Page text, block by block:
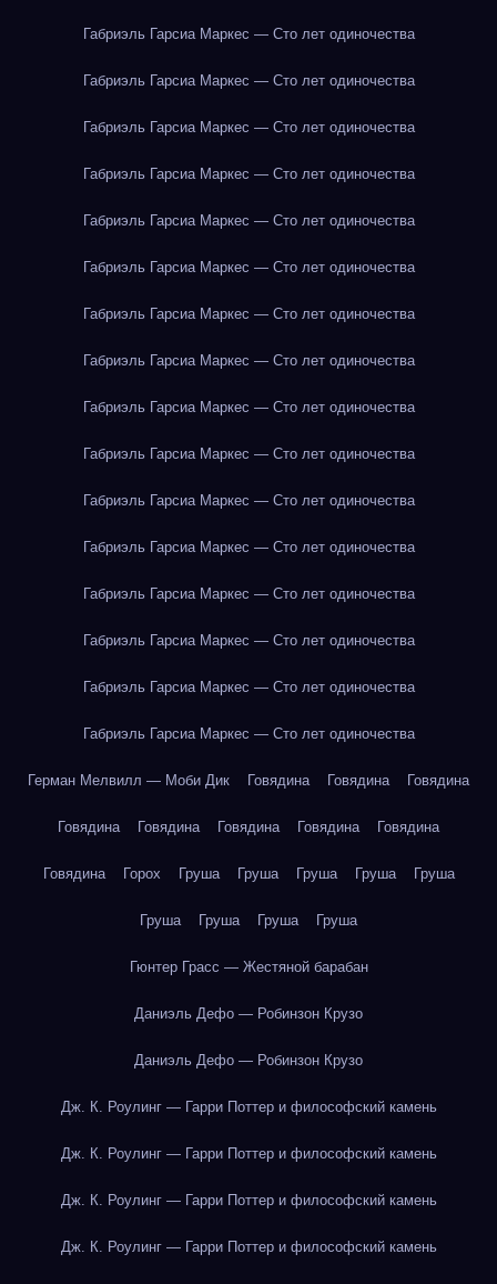
Габриэль Гарсиа Маркес — Сто лет одиночества
Габриэль Гарсиа Маркес — Сто лет одиночества
Габриэль Гарсиа Маркес — Сто лет одиночества
Габриэль Гарсиа Маркес — Сто лет одиночества
Габриэль Гарсиа Маркес — Сто лет одиночества
Габриэль Гарсиа Маркес — Сто лет одиночества
Габриэль Гарсиа Маркес — Сто лет одиночества
Габриэль Гарсиа Маркес — Сто лет одиночества
Габриэль Гарсиа Маркес — Сто лет одиночества
Габриэль Гарсиа Маркес — Сто лет одиночества
Габриэль Гарсиа Маркес — Сто лет одиночества
Габриэль Гарсиа Маркес — Сто лет одиночества
Габриэль Гарсиа Маркес — Сто лет одиночества
Габриэль Гарсиа Маркес — Сто лет одиночества
Габриэль Гарсиа Маркес — Сто лет одиночества
Габриэль Гарсиа Маркес — Сто лет одиночества
Герман Мелвилл — Моби Дик Говядина Говядина Говядина
Говядина Говядина Говядина Говядина Говядина
Говядина Горох Груша Груша Груша Груша Груша
Груша Груша Груша Груша
Гюнтер Грасс — Жестяной барабан
Даниэль Дефо — Робинзон Крузо
Даниэль Дефо — Робинзон Крузо
Дж. К. Роулинг — Гарри Поттер и философский камень
Дж. К. Роулинг — Гарри Поттер и философский камень
Дж. К. Роулинг — Гарри Поттер и философский камень
Дж. К. Роулинг — Гарри Поттер и философский камень